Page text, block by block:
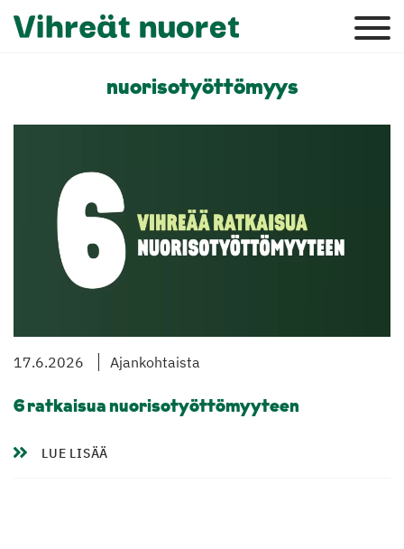
nuorisotyöttömyys
17.6.2026 Ajankohtaista
6 ratkaisua nuorisotyöttömyyteen
LUE LISÄÄ